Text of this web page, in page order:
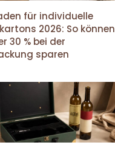
für individuelle
2026: So können
30 % bei der
sparen